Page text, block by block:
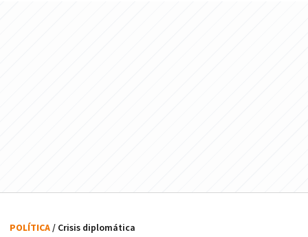
POLÍTICA/ Crisis diplomática